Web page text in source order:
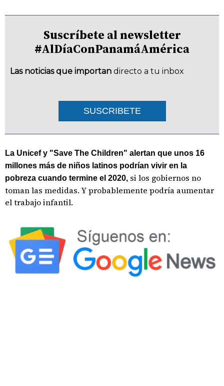
Suscríbete al newsletter
#AlDíaConPanamáAmérica
Las noticias que importan directo a tu inbox
SUSCRIBETE
La Unicef y "Save The Children" alertan que unos 16
millones más de niños latinos podrían vivir en la
pobreza cuando termine el 2020, si los gobiernos no
toman las medidas. Y probablemente podría aumentar
el trabajo infantil.